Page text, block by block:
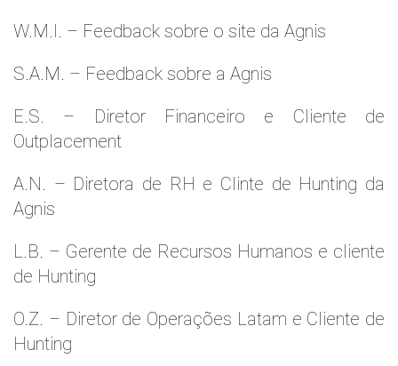
W.M.l. – Feedback sobre o site da Agnis
S.A.M. – Feedback sobre a Agnis
E.S. – Diretor Financeiro e Cliente de
Outplacement
A.N. – Diretora de RH e Clinte de Hunting da
Agnis
L.B. – Gerente de Recursos Humanos e cliente
de Hunting
O.Z. – Diretor de Operações Latam e Cliente de
Hunting